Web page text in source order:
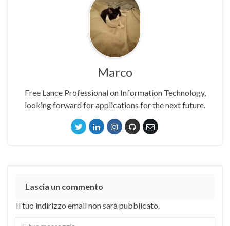
Marco
Free Lance Professional on Information Technology,
looking forward for applications for the next future.
Lascia un commento
Il tuo indirizzo email non sarà pubblicato.